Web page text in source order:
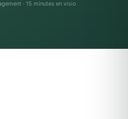
· 15 minutes en visio